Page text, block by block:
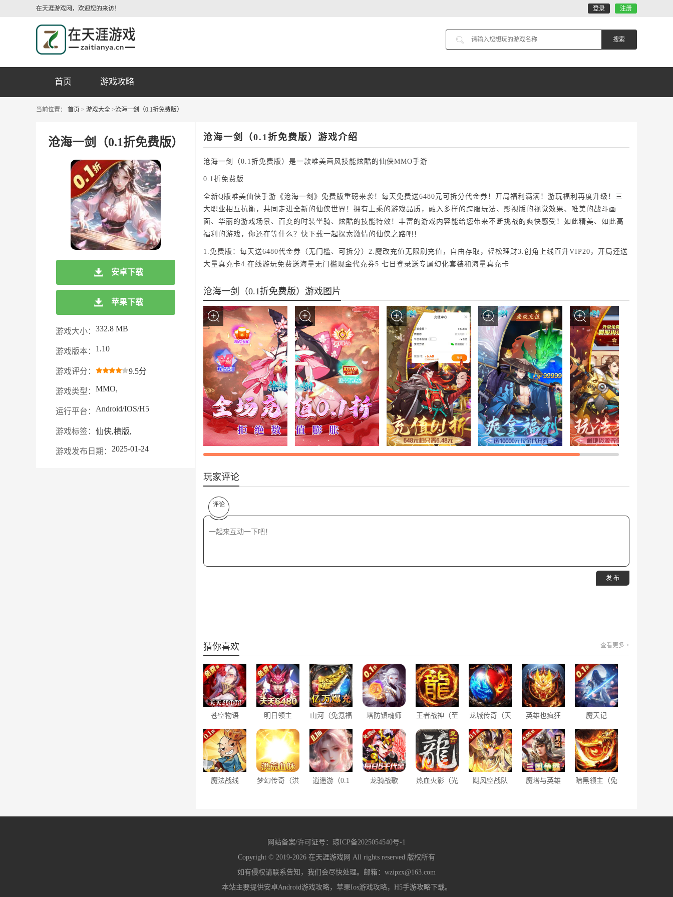
在天涯游戏网，欢迎您的来访！ 登录 注册
首页 游戏攻略
当前位置： 首页 > 游戏大全 >沧海一剑（0.1折免费版）
沧海一剑（0.1折免费版）
安卓下载
苹果下载
游戏大小： 332.8 MB
游戏版本： 1.10
游戏评分： 9.5分
游戏类型： MMO,
运行平台： Android/IOS/H5
游戏标签： 仙侠,横版,
游戏发布日期： 2025-01-24
沧海一剑（0.1折免费版）游戏介绍
沧海一剑（0.1折免费版）是一款唯美画风技能炫酷的仙侠MMO手游
0.1折免费版
全新Q版唯美仙侠手游《沧海一剑》免费版重磅来袭！每天免费送6480元可拆分代金券！开局福利满满！游玩福利再度升级！三
大职业相互抗衡，共同走进全新的仙侠世界！拥有上乘的游戏品质，融入多样的跨服玩法、影视版的视觉效果、唯美的战斗画
面、华丽的游戏场景、百变的时装坐骑、炫酷的技能特效！丰富的游戏内容能给您带来不断挑战的爽快感受！如此精美、如此高
福利的游戏，你还在等什么？快下载一起探索激情的仙侠之路吧！
1.免费版：每天送6480代金券（无门槛、可拆分）2.魔改充值无限刷充值，自由存取，轻松理财3.创角上线直升VIP20，开局还送
大量真充卡4.在线游玩免费送海量无门槛现金代充券5.七日登录送专属幻化套装和海量真充卡
沧海一剑（0.1折免费版）游戏图片
玩家评论
评论
发 布
猜你喜欢 查看更多 >
苍空物语
版）
明日领主
版）
山河（免氪福
塔防镇魂师
免费版）
王者战神（至
龙城传奇（天
英雄也疯狂
版）
魔天记
仙大能）
魔法战线
梦幻传奇（洪
逍遥游（0.1
龙骑战歌
热血火影（光
飓风空战队
魔塔与英雄
暗黑领主（免
网站备案/许可证号： 琼ICP备2025054540号-1
Copyright © 2019-2026 在天涯游戏网 All rights reserved 版权所有
如有侵权请联系告知，我们会尽快处理。邮箱：wzipzx@163.com
本站主要提供安卓Android游戏攻略，苹果Ios游戏攻略，H5手游攻略下载。